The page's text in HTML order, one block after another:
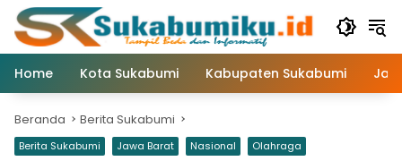
Langsung
konten
Home
Kota Sukabumi Kabupaten Sukabumi
Beranda Berita Sukabumi
Berita Sukabumi Jawa Barat Nasional Olahraga